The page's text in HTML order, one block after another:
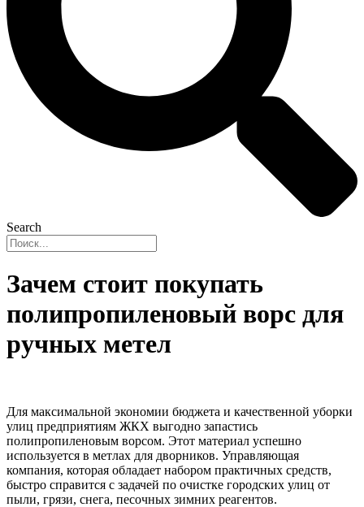
Search
Зачем стоит покупать
полипропиленовый ворс для
ручных метел
Для максимальной экономии бюджета и качественной уборки
улиц предприятиям ЖКХ выгодно запастись
полипропиленовым ворсом. Этот материал успешно
используется в метлах для дворников. Управляющая
компания, которая обладает набором практичных средств,
быстро справится с задачей по очистке городских улиц от
пыли, грязи, снега, песочных зимних реагентов.